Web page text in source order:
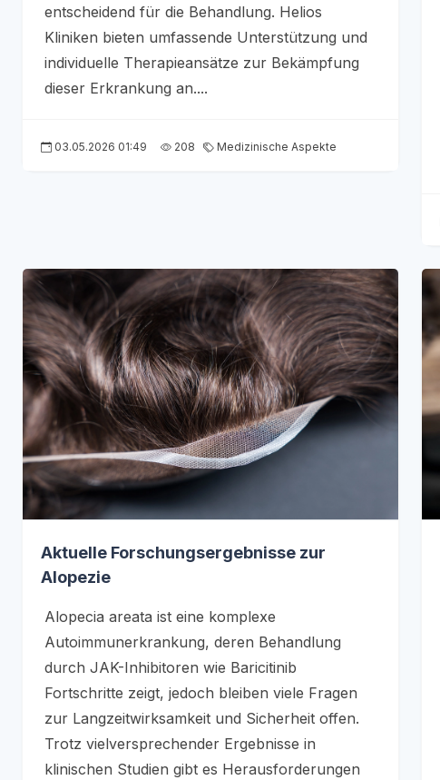
entscheidend für die Behandlung. Helios
Kliniken bieten umfassende Unterstützung und
individuelle Therapieansätze zur Bekämpfung
dieser Erkrankung an....
03.05.2026 01:49 208 Medizinische Aspekte
Aktuelle Forschungsergebnisse zur
Alopezie
Alopecia areata ist eine komplexe
Autoimmunerkrankung, deren Behandlung
durch JAK-Inhibitoren wie Baricitinib
Fortschritte zeigt, jedoch bleiben viele Fragen
zur Langzeitwirksamkeit und Sicherheit offen.
Trotz vielversprechender Ergebnisse in
klinischen Studien gibt es Herausforderungen